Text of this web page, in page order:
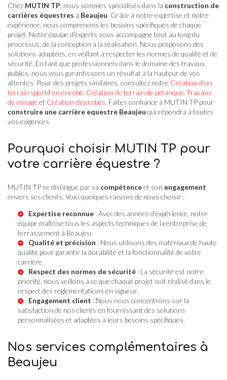
Chez MUTIN TP , nous sommes spécialisés dans la construction de
carrières équestres à Beaujeu. Grâce à notre expertise et notre
expérience, nous comprenons les besoins spécifiques de chaque
projet. Notre équipe d'experts vous accompagne tout au long du
processus, de la conception à la réalisation. Nous proposons des
solutions adaptées, en veillant à respecter les normes de qualité et de
sécurité. En tant que professionnels dans le domaine des travaux
publics, nous vous garantissons un résultat à la hauteur de vos
attentes. Pour des projets similaires, consultez notre Création d’un
terrain sportif en enrobé Création de terrain de pétanque Travaux
de minage et Création d'enrobés. Faites confiance à MUTIN TP pour
construire une carrière equestre Beaujeu qui répondra à toutes
vos exigences.
Pourquoi choisir MUTIN TP pour
votre carrière équestre ?
MUTIN TP se distingue par sa compétenceet son engagement
envers ses clients. Voici quelques raisons de nous choisir :
Expertise reconnue : Avec des années d'expérience, notre
équipe maîtrise tous les aspects techniques de la entreprise de
terrassement à Beaujeu.
Qualité et précision : Nous utilisons des matériaux de haute
qualité pour garantir la durabilité et la fonctionnalité de votre
carrière.
Respect des normes de sécurité : La sécurité est notre
priorité, nous veillons à ce que chaque projet soit réalisé dans le
respect des réglementations en vigueur.
Engagement client : Nous nous concentrons sur la
satisfaction de nos clients en fournissant des solutions
personnalisées et adaptées à leurs besoins spécifiques.
Nos services complémentaires à
Beaujeu